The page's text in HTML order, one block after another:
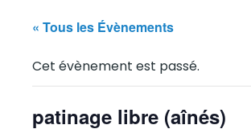
« Tous les Évènements
Cet évènement est passé.
patinage libre (aînés)